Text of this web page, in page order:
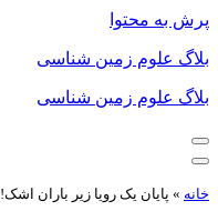
پرش به محتوا
بلاگ علوم زمین شناسی
بلاگ علوم زمین شناسی
فهرست
ناوبری
فهرست
ناوبری
خانه » پایان یک رویا زیر باران اشک!